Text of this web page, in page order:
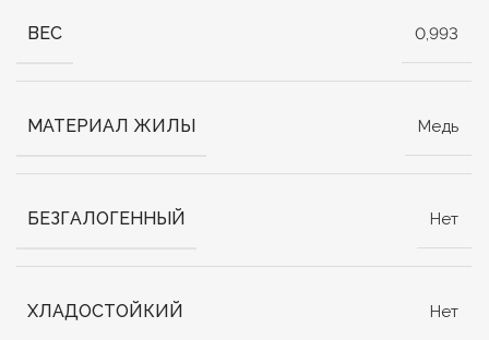
ВЕС 0,993
МАТЕРИАЛ ЖИЛЫ Медь
БЕЗГАЛОГЕННЫЙ Нет
ХЛАДОСТОЙКИЙ Нет